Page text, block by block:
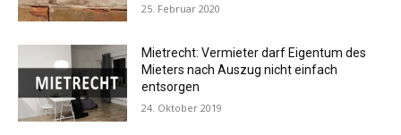
25. Februar 2020
Mietrecht: Vermieter darf Eigentum des
Mieters nach Auszug nicht einfach
entsorgen
24. Oktober 2019